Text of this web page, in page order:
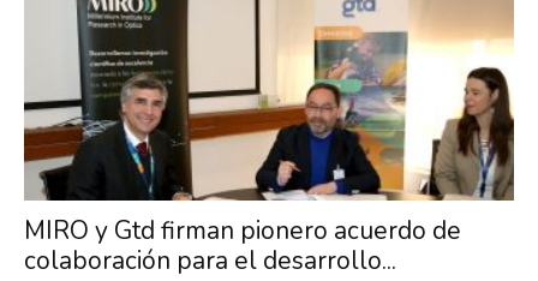
MIRO y Gtd firman pionero acuerdo de
colaboración para el desarrollo...